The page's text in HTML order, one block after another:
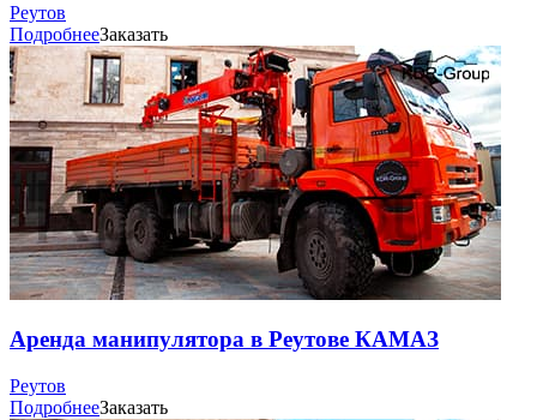
Реутов
ПодробнееЗаказать
Аренда манипулятора в Реутове КАМАЗ
Реутов
ПодробнееЗаказать